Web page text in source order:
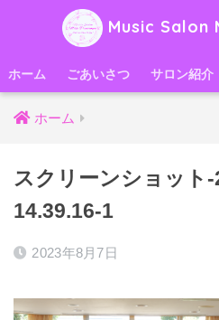
Music Salon
ホーム ごあいさつ サロン紹介
ホーム
スクリーンショット
14.39.16-1
2023年8月7日